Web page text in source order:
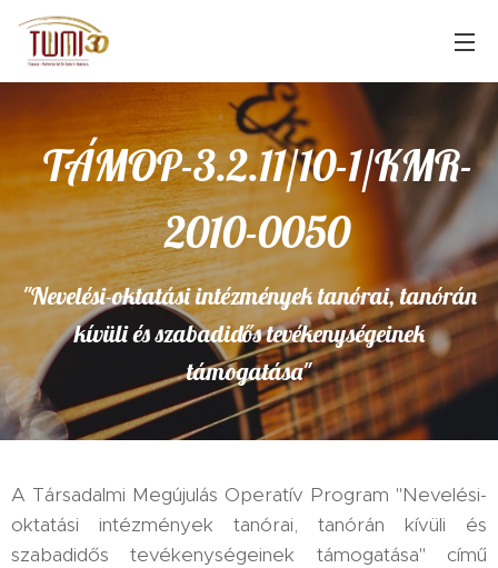
TÁMOP-3.2.11/10-1/KMR-
2010-0050
"Nevelési-oktatási intézmények tanórai, tanórán
kívüli és szabadidős tevékenységeinek
támogatása"
A Társadalmi Megújulás Operatív Program "Nevelési-
oktatási intézmények tanórai, tanórán kívüli és
szabadidős tevékenységeinek támogatása" című